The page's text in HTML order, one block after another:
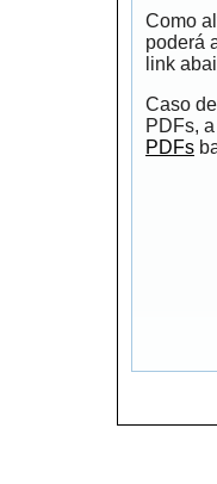
Como
poderá
link
Caso
PDFs,
PDFs